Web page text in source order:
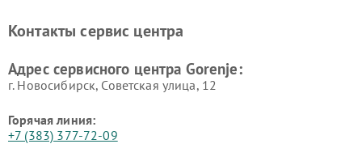
Контакты сервис центра
Адрес сервисного центра Gorenje:
г. Новосибирск, Советская улица, 12
Горячая линия:
+7 (383) 377-72-09